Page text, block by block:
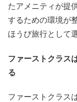
たアメニティが提
するための環境が
ほうび旅行として
ファーストクラス
る
ファーストクラス